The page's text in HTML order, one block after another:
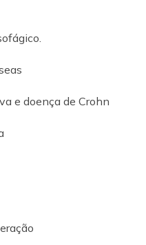
e doença de Crohn